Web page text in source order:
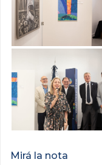
Mirá la nota